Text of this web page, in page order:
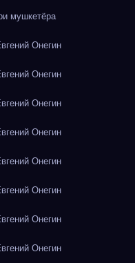
мушкетёра
Онегин
Онегин
Онегин
Онегин
Онегин
Онегин
Онегин
Онегин